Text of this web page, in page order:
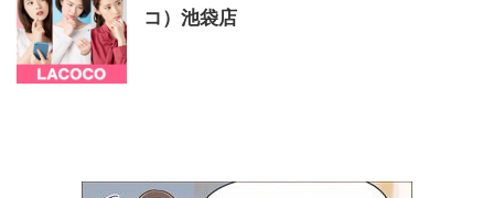
コ）池袋店